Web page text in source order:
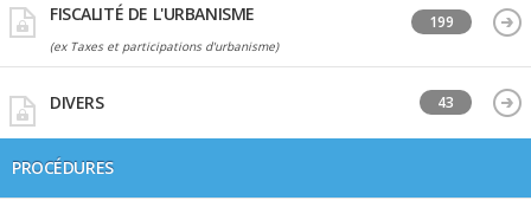
FISCALITÉ DE L'URBANISME
(ex Taxes et participations d'urbanisme)
199
DIVERS 43
PROCÉDURES